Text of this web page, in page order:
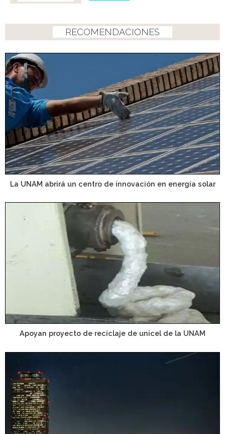
RECOMENDACIONES
La UNAM abrirá un centro de innovación en energía solar
Apoyan proyecto de reciclaje de unicel de la UNAM